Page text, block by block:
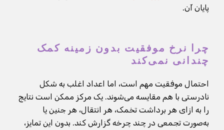
پایان آن.
چرا نرخ موفقیت بدون زمینه کمک
چندانی نمی‌کند
احتمال موفقیت مهم است، اما اعداد اغلب به شکل
نادرستی با هم مقایسه می‌شوند. یک مرکز ممکن است نتایج
را به ازای هر برداشت تخمک، هر انتقال، هر جنین یا
به‌صورت تجمعی در چند چرخه گزارش کند. بدون این تمایز،